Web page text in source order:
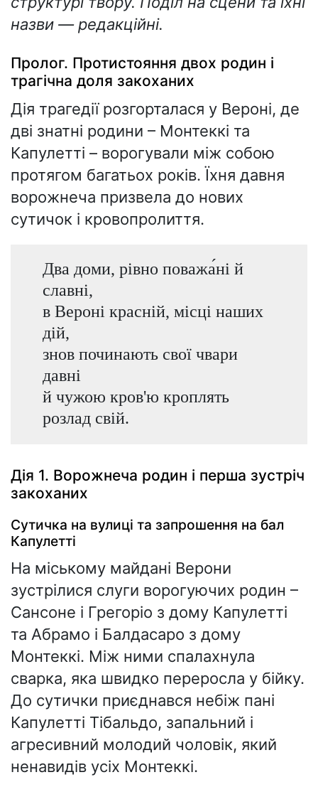
назви — редакційні.
Пролог. Протистояння двох родин і
трагічна доля закоханих
Дія трагедії розгорталася у Вероні, де
дві знатні родини – Монтеккі та
Капулетті – ворогували між собою
протягом багатьох років. Їхня давня
ворожнеча призвела до нових
сутичок і кровопролиття.
Два доми, рівно поважа́ні й
славні,
в Вероні красній, місці наших
дій,
знов починають свої чвари
давні
й чужою кров'ю кроплять
розлад свій.
Дія 1. Ворожнеча родин і перша зустріч
закоханих
Сутичка на вулиці та запрошення на бал
Капулетті
На міському майдані Верони
зустрілися слуги ворогуючих родин –
Сансоне і Грегоріо з дому Капулетті
та Абрамо і Балдасаро з дому
Монтеккі. Між ними спалахнула
сварка, яка швидко переросла у бійку.
До сутички приєднався небіж пані
Капулетті Тібальдо, запальний і
агресивний молодий чоловік, який
ненавидів усіх Монтеккі.